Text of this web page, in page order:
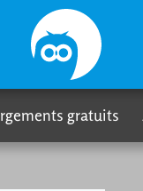
gratuits